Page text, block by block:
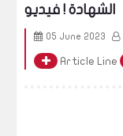
الشهادة ! فيديو
05 June 2023
Article Line